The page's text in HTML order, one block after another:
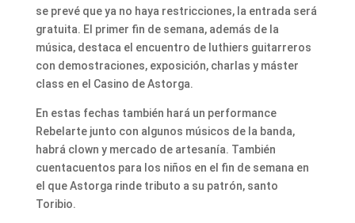
se prevé que ya no haya restricciones, la entrada será
gratuita. El primer fin de semana, además de la
música, destaca el encuentro de luthiers guitarreros
con demostraciones, exposición, charlas y máster
class en el Casino de Astorga.
En estas fechas también hará un performance
Rebelarte junto con algunos músicos de la banda,
habrá clown y mercado de artesanía. También
cuentacuentos para los niños en el fin de semana en
el que Astorga rinde tributo a su patrón, santo
Toribio.